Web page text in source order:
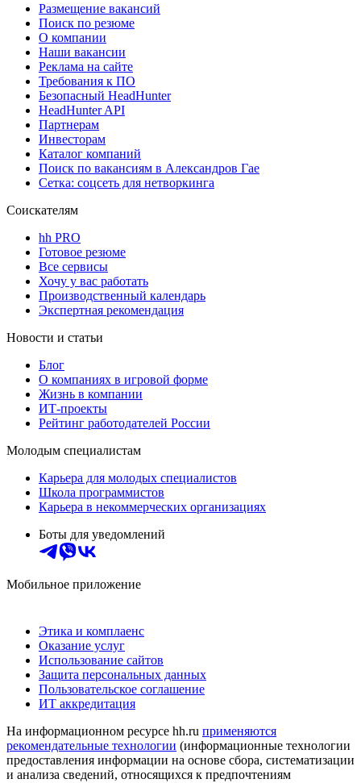
Размещение вакансий
Поиск по резюме
О компании
Наши вакансии
Реклама на сайте
Требования к ПО
Безопасный HeadHunter
HeadHunter API
Партнерам
Инвесторам
Каталог компаний
Поиск по вакансиям в Александров Гае
Сетка: соцсеть для нетворкинга
Соискателям
hh PRO
Готовое резюме
Все сервисы
Хочу у вас работать
Производственный календарь
Экспертная рекомендация
Новости и статьи
Блог
О компаниях в игровой форме
Жизнь в компании
ИТ-проекты
Рейтинг работодателей России
Молодым специалистам
Карьера для молодых специалистов
Школа программистов
Карьера в некоммерческих организациях
Боты для уведомлений
Мобильное приложение
Этика и комплаенс
Оказание услуг
Использование сайтов
Защита персональных данных
Пользовательское соглашение
ИТ аккредитация
На информационном ресурсе hh.ru применяются
рекомендательные технологии (информационные технологии
предоставления информации на основе сбора, систематизации
и анализа сведений, относящихся к предпочтениям